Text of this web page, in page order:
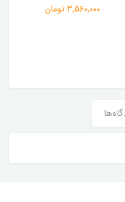
3,560,000 تومان